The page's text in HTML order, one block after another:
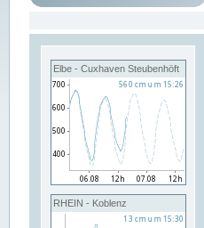
Elbe - Cuxhaven Steubenhöft
RHEIN - Koblenz